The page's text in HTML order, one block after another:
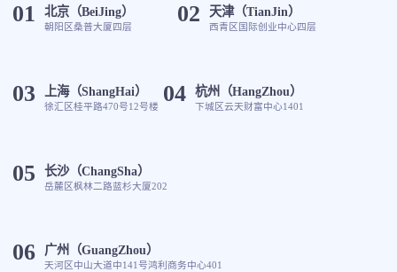
01 北京（BeiJing）
朝阳区桑普大厦四层 02 天津（TianJin）
西青区国际创业中心四层
03 上海（ShangHai）
徐汇区桂平路470号12号楼 04 杭州（HangZhou）
下城区云天财富中心1401
05 长沙（ChangSha）
岳麓区枫林二路蓝杉大厦202
06 广州（GuangZhou）
天河区中山大道中141号鸿利商务中心401